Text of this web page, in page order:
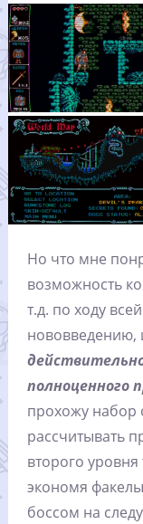
Но что мне
возможность
т.д. по ходу
нововведению,
полноценного
прохожу набор
рассчитывать
второго
экономя
боссом на